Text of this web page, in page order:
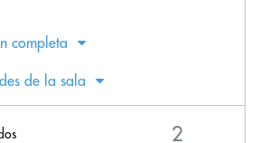
completa
de la sala